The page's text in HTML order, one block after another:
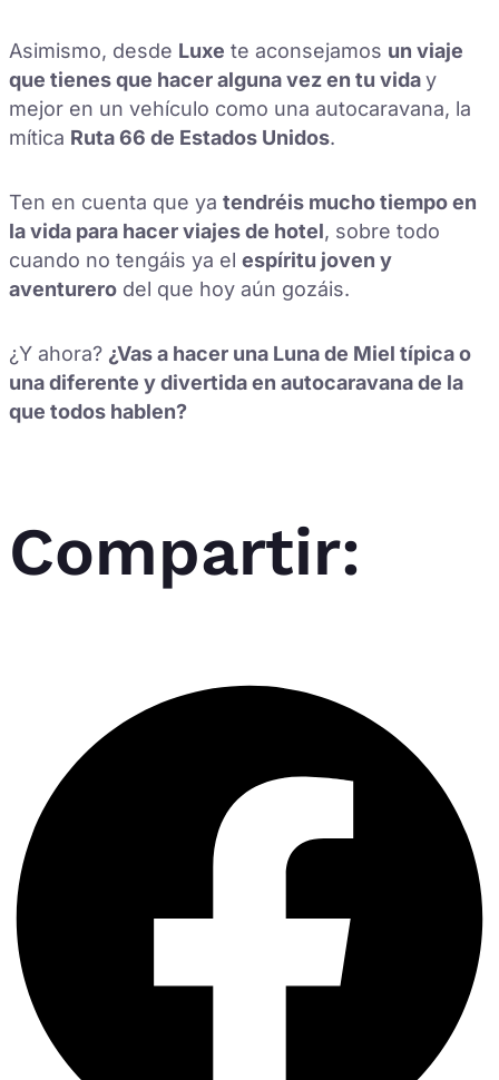
Asimismo, desde Luxe te aconsejamos un viaje
que tienes que hacer alguna vez en tu viday
mejor en un vehículo como una autocaravana, la
mítica Ruta 66 de Estados Unidos.
Ten en cuenta que ya tendréis mucho tiempo en
la vida para hacer viajes de hotel, sobre todo
cuando no tengáis ya el espíritu joven y
aventurero del que hoy aún gozáis.
¿Y ahora? ¿Vas a hacer una Luna de Miel típica o
una diferente y divertida en autocaravana de la
que todos hablen?
Compartir: